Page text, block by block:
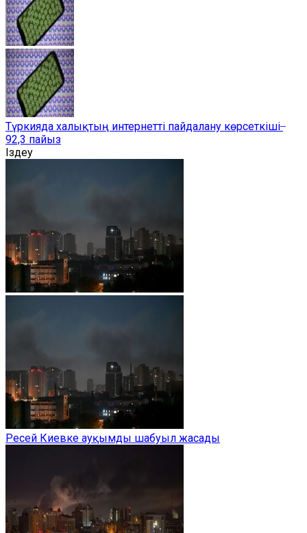
Түркияда халықтың интернетті пайдалану көрсеткіші ̶
92,3 пайыз
Іздеу
Ресей Киевке ауқымды шабуыл жасады